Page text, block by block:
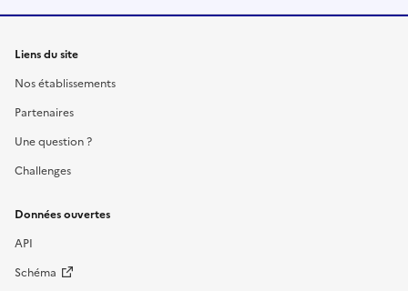
Liens du site
Nos établissements
Partenaires
Une question ?
Challenges
Données ouvertes
API
Schéma